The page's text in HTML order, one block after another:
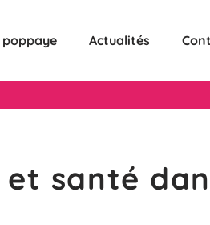
poppaye Actualités
santé